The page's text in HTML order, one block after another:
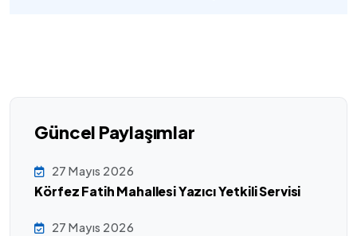
Güncel Paylaşımlar
27 Mayıs 2026
Körfez Fatih Mahallesi Yazıcı Yetkili Servisi
27 Mayıs 2026